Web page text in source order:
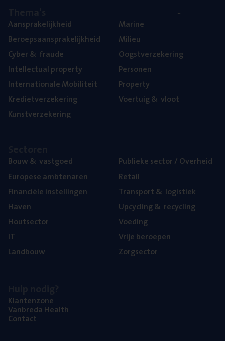
Aan­spra­ke­lijk­heid
Beroeps­aan­spra­ke­lijk­heid
Cyber& fraude
Intel­lec­tu­al property
Inter­na­ti­o­na­le Mobiliteit
Kre­diet­ver­ze­ke­ring
Kunst­ver­ze­ke­ring
Mari­ne
Mili­eu
Oogst­ver­ze­ke­ring
Per­so­nen
Pro­per­ty
Voer­tuig& vloot
Bouw& vastgoed
Euro­pe­se ambtenaren
Finan­ci­ë­le instellingen
Haven
Hout­sec­tor
IT
Land­bouw
Publie­ke sec­tor / Overheid
Retail
Trans­port& logistiek
Upcy­cling& recycling
Voe­ding
Vrije beroe­pen
Zorg­sec­tor
Klan­ten­zo­ne
Van­b­re­da Health
Con­tact